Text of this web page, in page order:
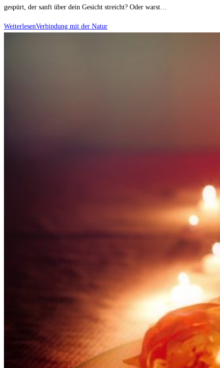
gespürt, der sanft über dein Gesicht streicht? Oder warst…
WeiterlesenVerbindung mit der Natur